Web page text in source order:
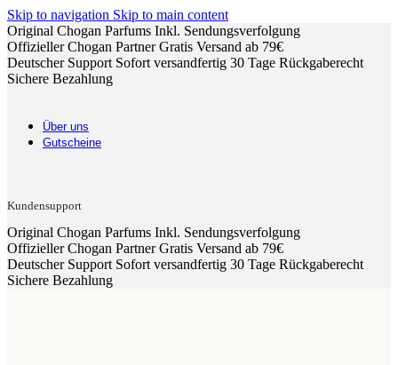
Skip to navigation Skip to main content
Original Chogan Parfums Inkl. Sendungsverfolgung
Offizieller Chogan PartnerGratis Versand ab 79€
Deutscher Support Sofort versandfertig 30 Tage Rückgaberecht
Sichere Bezahlung
Über uns
Gutscheine
Kundensupport
Original Chogan Parfums Inkl. Sendungsverfolgung
Offizieller Chogan PartnerGratis Versand ab 79€
Deutscher Support Sofort versandfertig 30 Tage Rückgaberecht
Sichere Bezahlung